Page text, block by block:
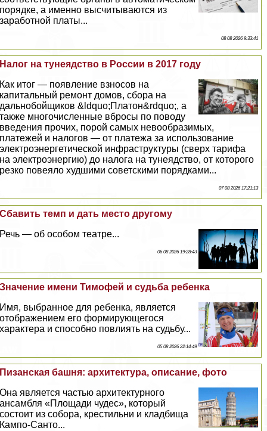
порядке, а именно высчитываются из
заработной платы...
08 08 2026 9:33:41
Налог на тунеядство в России в 2017 году
Как итог — появление взносов на
капитальный ремонт домов, сбора на
дальнобойщиков &ldquo;Платон&rdquo;, а
также многочисленные вбросы по поводу
введения прочих, порой самых невообразимых,
платежей и налогов — от платежа за использование
электроэнергетической инфраструктуры (сверх тарифа
на электроэнергию) до налога на тунеядство, от которого
резко повеяло худшими советскими порядками...
07 08 2026 17:21:13
Сбавить темп и дать место другому
Речь — об особом театре...
06 08 2026 19:28:43
Значение имени Тимофей и судьба ребенка
Имя, выбранное для ребенка, является
отображением его формирующегося
хаpaктера и способно повлиять на судьбу...
05 08 2026 22:14:49
Пизанская башня: архитектура, описание, фото
Она является частью архитектурного
ансамбля «Площади чудес», который
состоит из собора, крестильни и кладбища
Кампо-Санто...